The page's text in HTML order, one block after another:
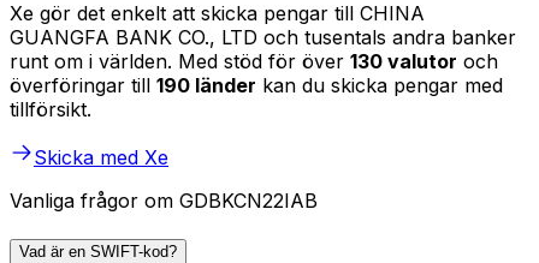
Xe gör det enkelt att skicka pengar till CHINA
GUANGFA BANK CO., LTD och tusentals andra banker
runt om i världen. Med stöd för över 130 valutor och
överföringar till 190 länder kan du skicka pengar med
tillförsikt.
Skicka med Xe
Vanliga frågor om GDBKCN22IAB
Vad är en SWIFT-kod?